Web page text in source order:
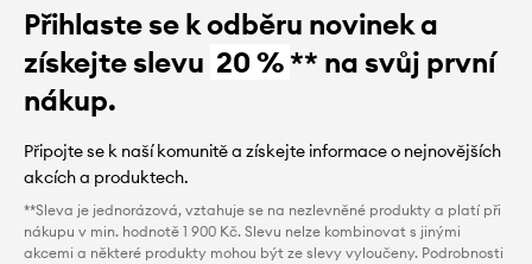
Přihlaste se k odběru novinek a
získejte slevu 20 %** na svůj první
nákup.
Připojte se k naší komunitě a získejte informace o nejnovějších
akcích a produktech.
**Sleva je jednorázová, vztahuje se na nezlevněné produkty a platí při
nákupu v min. hodnotě 1 900 Kč. Slevu nelze kombinovat s jinými
akcemi a některé produkty mohou být ze slevy vyloučeny. Podrobnosti